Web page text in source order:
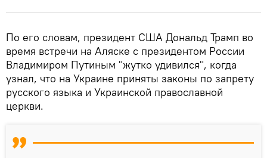
По его словам, президент США Дональд Трамп во
время встречи на Аляске с президентом России
Владимиром Путиным "жутко удивился", когда
узнал, что на Украине приняты законы по запрету
русского языка и Украинской православной
церкви.